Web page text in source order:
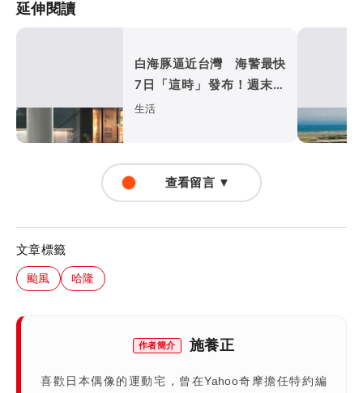
延伸閱讀
白海豚逼近台灣 海警最快
7日「這時」發布！週末北
部山區防豪雨
生活
查看留言 ▼
文章標籤
颱風 哈隆
作者簡介 施養正
喜歡日本偶像的運動宅，曾在Yahoo奇摩擔任特約編